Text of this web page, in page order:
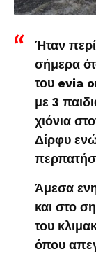
Ήταν
σήμερα
του evia
με 3
χιόνια
Δίρφυ
Άμεσα
και στο
του
όπου